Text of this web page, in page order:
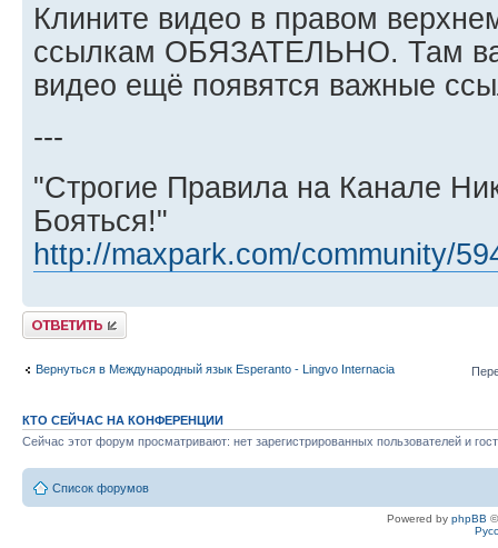
Клините видео в правом
ссылкам ОБЯЗАТЕЛЬНО. Там
видео ещё появятся важные
---
"Строгие Правила на Канале
Бояться!"
http://maxpark.com/community/
Ответить
Вернуться в Международный язык Esperanto - Lingvo Internacia
КТО СЕЙЧАС НА КОНФЕРЕНЦИИ
Сейчас этот форум просматривают: нет зарегистрированных пользователей и
Список форумов
Powered by phpBB